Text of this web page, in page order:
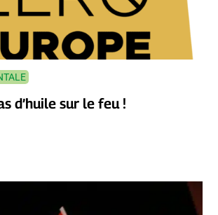
d’huile sur le feu !